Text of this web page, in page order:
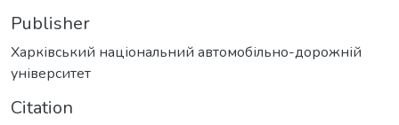
Publisher
Харківський національний автомобільно-дорожній
університет
Citation